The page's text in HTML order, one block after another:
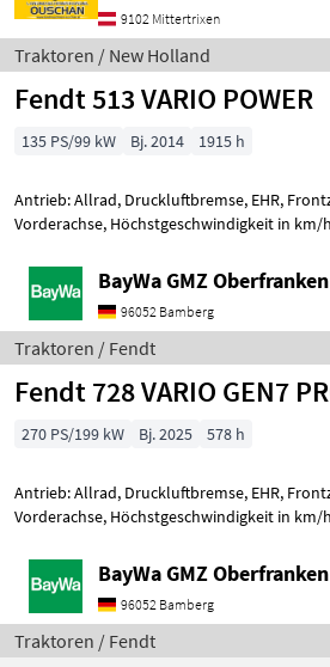
9102 Mittertrixen
Traktoren / New Holland
Fendt 513 VARIO POWER
135 PS/99 kW Bj. 2014 1915 h
Antrieb: Allrad, Druckluftbremse, EHR,
Vorderachse, Höchstgeschwindigkeit in km/
BayWa GMZ Oberfranken
96052 Bamberg
Traktoren / Fendt
Fendt 728 VARIO GEN7
270 PS/199 kW Bj. 2025 578 h
Antrieb: Allrad, Druckluftbremse, EHR,
Vorderachse, Höchstgeschwindigkeit in km/
BayWa GMZ Oberfranken
96052 Bamberg
Traktoren / Fendt